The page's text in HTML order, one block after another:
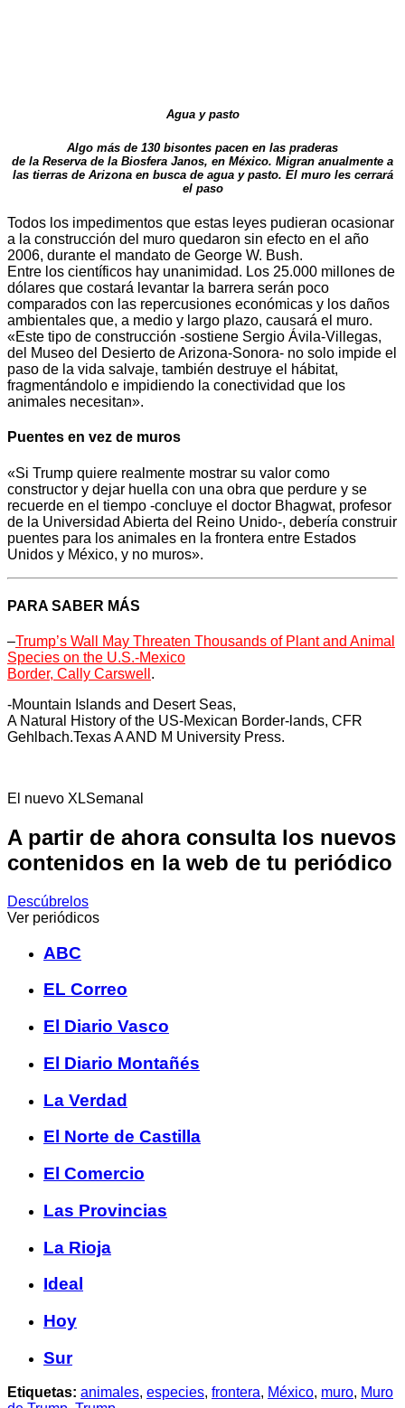
Agua y pasto
Algo más de 130 bisontes pacen en las praderas
de la Reserva de la Biosfera Janos, en México. Migran anualmente a
las tierras de Arizona en busca de agua y pasto. El muro les cerrará
el paso
Todos los impedimentos que estas leyes pudieran ocasionar
a la construcción del muro quedaron sin efecto en el año
2006, durante el mandato de George W. Bush.
Entre los científicos hay unanimidad. Los 25.000 millones de
dólares que costará levantar la barrera serán poco
comparados con las repercusiones económicas y los daños
ambientales que, a medio y largo plazo, causará el muro.
«Este tipo de construcción -sostiene Sergio Ávila-Villegas,
del Museo del Desierto de Arizona-Sonora- no solo impide el
paso de la vida salvaje, también destruye el hábitat,
fragmentándolo e impidiendo la conectividad que los
animales necesitan».
Puentes en vez de muros
«Si Trump quiere realmente mostrar su valor como
constructor y dejar huella con una obra que perdure y se
recuerde en el tiempo -concluye el doctor Bhagwat, profesor
de la Universidad Abierta del Reino Unido-, debería construir
puentes para los animales en la frontera entre Estados
Unidos y México, y no muros».
PARA SABER MÁS
–Trump’s Wall May Threaten Thousands of Plant and Animal
Species on the U.S.-Mexico
Border, Cally Carswell .
-Mountain Islands and Desert Seas,
A Natural History of the US-Mexican Border-lands, CFR
Gehlbach.Texas A AND M University Press.
El nuevo XLSemanal
A partir de ahora consulta los nuevos
contenidos en la web de tu periódico
Descúbrelos
Ver periódicos
ABC
EL Correo
El Diario Vasco
El Diario Montañés
La Verdad
El Norte de Castilla
El Comercio
Las Provincias
La Rioja
Ideal
Hoy
Sur
Etiquetas: animales, especies, frontera, México, muro, Muro